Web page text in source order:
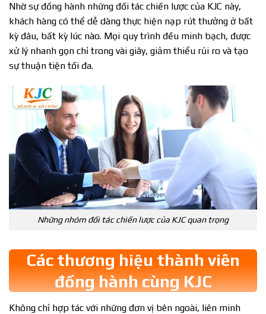
Nhờ sự đồng hành những đối tác chiến lược của KJC này,
khách hàng có thể dễ dàng thực hiện nạp rút thưởng ở bất
kỳ đâu, bất kỳ lúc nào. Mọi quy trình đều minh bạch, được
xử lý nhanh gọn chỉ trong vài giây, giảm thiểu rủi ro và tạo
sự thuận tiện tối đa.
Những nhóm đối tác chiến lược của KJC quan trọng
Các thương hiệu thành viên
đồng hành cùng KJC
Không chỉ hợp tác với những đơn vị bên ngoài, liên minh